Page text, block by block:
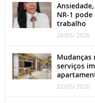
NR-1
trabalho
26/05/ 2026
serviços
22/05/ 2026